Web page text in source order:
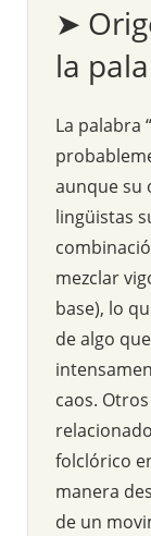
➤
la
La palabra
aunque su
lingüistas
mezclar
base), lo
de algo
caos.
folclórico
manera
de un